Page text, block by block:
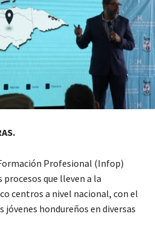
Profesional (Infop)
que lleven a la
centros a nivel nacional, con el
hondureños en diversas